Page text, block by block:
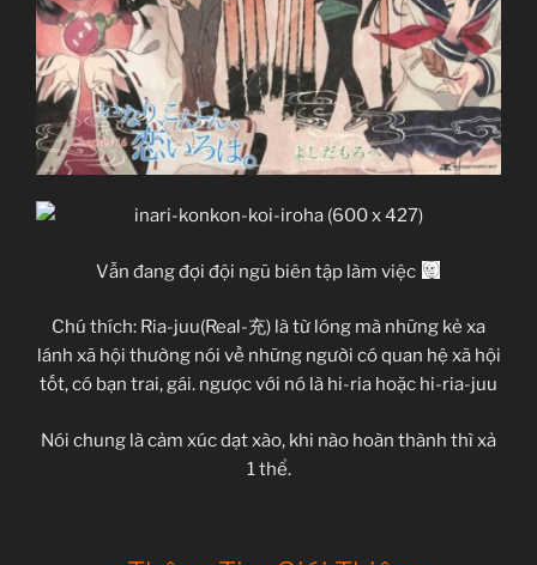
Vẫn đang đợi đội ngũ biên tập làm việc
Chú thích: Ria-juu(Real-充) là từ lóng mà những kẻ xa
lánh xã hội thường nói về những người có quan hệ xã hội
tốt, có bạn trai, gái. ngược với nó là hi-ria hoặc hi-ria-juu
Nói chung là cảm xúc dạt xào, khi nào hoàn thành thì xả
1 thể.